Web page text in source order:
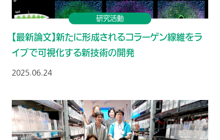
研究活動
【最新論文】新たに形成されるコラーゲン線維をラ
イブで可視化する新技術の開発
2025.06.24